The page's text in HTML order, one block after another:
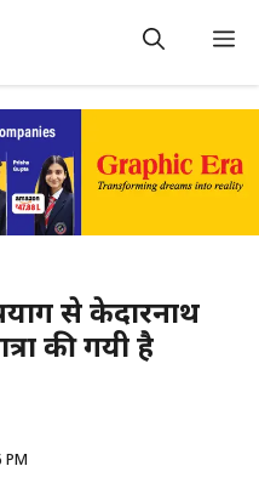
से केदारनाथ
की गयी है
PM